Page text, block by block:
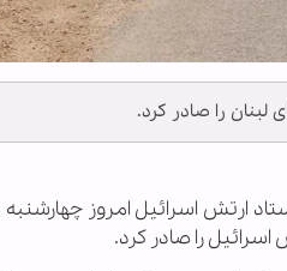
لبنان را صادر کرد.
ارتش اسرائیل امروز
را صادر کرد.